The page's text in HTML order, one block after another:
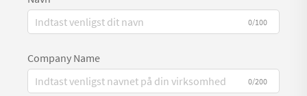
0/100
Company Name
0/200